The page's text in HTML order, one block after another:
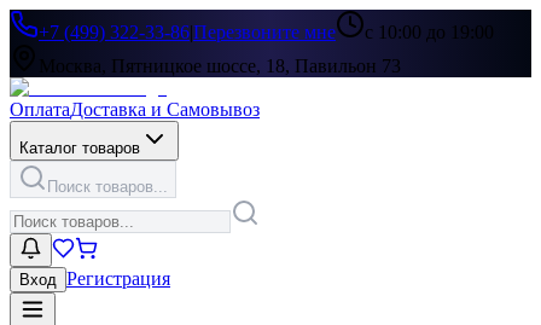
+7 (499) 322-33-86|Перезвоните мне
с 10:00 до 19:00
Москва, Пятницкое шоссе, 18, Павильон 73
ОплатаДоставка и Самовывоз
Каталог товаров
Поиск товаров...
Вход Регистрация